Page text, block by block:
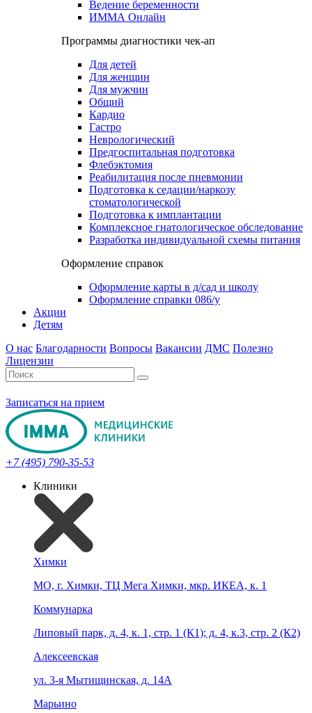
Ведение беременности
ИММА Онлайн
Программы диагностики чек-ап
Для детей
Для женщин
Для мужчин
Общий
Кардио
Гастро
Неврологический
Предгоспитальная подготовка
Флебэктомия
Реабилитация после пневмонии
Подготовка к седации/наркозу
стоматологической
Подготовка к имплантации
Комплексное гнатологическое обследование
Разработка индивидуальной схемы питания
Оформление справок
Оформление карты в д/сад и школу
Оформление справки 086/у
Акции
Детям
О нас Благодарности Вопросы Вакансии ДМС Полезно
Лицензии
Записаться на прием
+7 (495) 790-35-53
Клиники
Химки
МО, г. Химки, ТЦ Мега Химки, мкр. ИКЕА, к. 1
Коммунарка
Липовый парк, д. 4, к. 1, стр. 1 (К1); д. 4, к.3, стр. 2 (К2)
Алексеевская
ул. 3-я Мытищинская, д. 14А
Марьино